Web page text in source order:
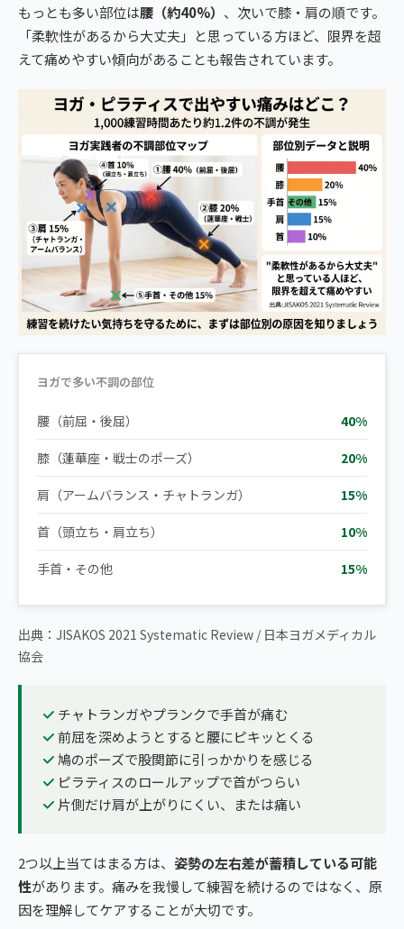
もっとも多い部位は腰（約40%） 、次いで膝・肩の順です。
「柔軟性があるから大丈夫」と思っている方ほど、限界を超
えて痛めやすい傾向があることも報告されています。
ヨガで多い不調の部位
腰（前屈・後屈） 40%
膝（蓮華座・戦士のポーズ） 20%
肩（アームバランス・チャトランガ） 15%
首（頭立ち・肩立ち） 10%
手首・その他 15%
出典：JISAKOS 2021 Systematic Review / 日本ヨガメディカル
協会
チャトランガやプランクで手首が痛む
前屈を深めようとすると腰にピキッとくる
鳩のポーズで股関節に引っかかりを感じる
ピラティスのロールアップで首がつらい
片側だけ肩が上がりにくい、または痛い
2つ以上当てはまる方は、 姿勢の左右差が蓄積している可能
性があります。痛みを我慢して練習を続けるのではなく、原
因を理解してケアすることが大切です。